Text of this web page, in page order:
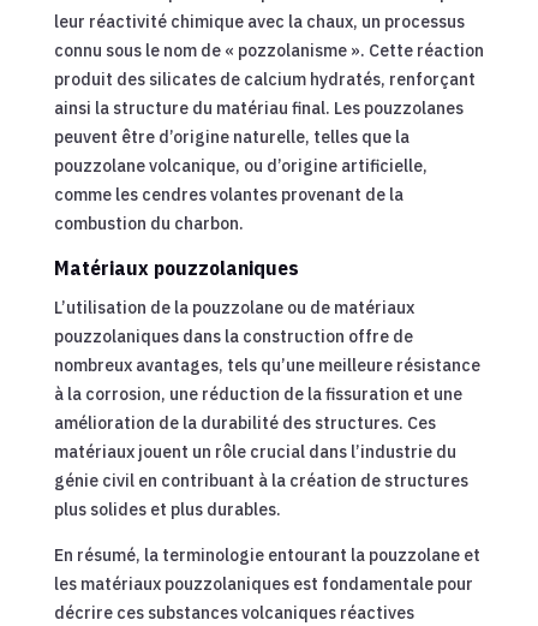
leur réactivité chimique avec la chaux, un processus
connu sous le nom de « pozzolanisme ». Cette réaction
produit des silicates de calcium hydratés, renforçant
ainsi la structure du matériau final. Les pouzzolanes
peuvent être d’origine naturelle, telles que la
pouzzolane volcanique, ou d’origine artificielle,
comme les cendres volantes provenant de la
combustion du charbon.
Matériaux pouzzolaniques
L’utilisation de la pouzzolane ou de matériaux
pouzzolaniques dans la construction offre de
nombreux avantages, tels qu’une meilleure résistance
à la corrosion, une réduction de la fissuration et une
amélioration de la durabilité des structures. Ces
matériaux jouent un rôle crucial dans l’industrie du
génie civil en contribuant à la création de structures
plus solides et plus durables.
En résumé, la terminologie entourant la pouzzolane et
les matériaux pouzzolaniques est fondamentale pour
décrire ces substances volcaniques réactives